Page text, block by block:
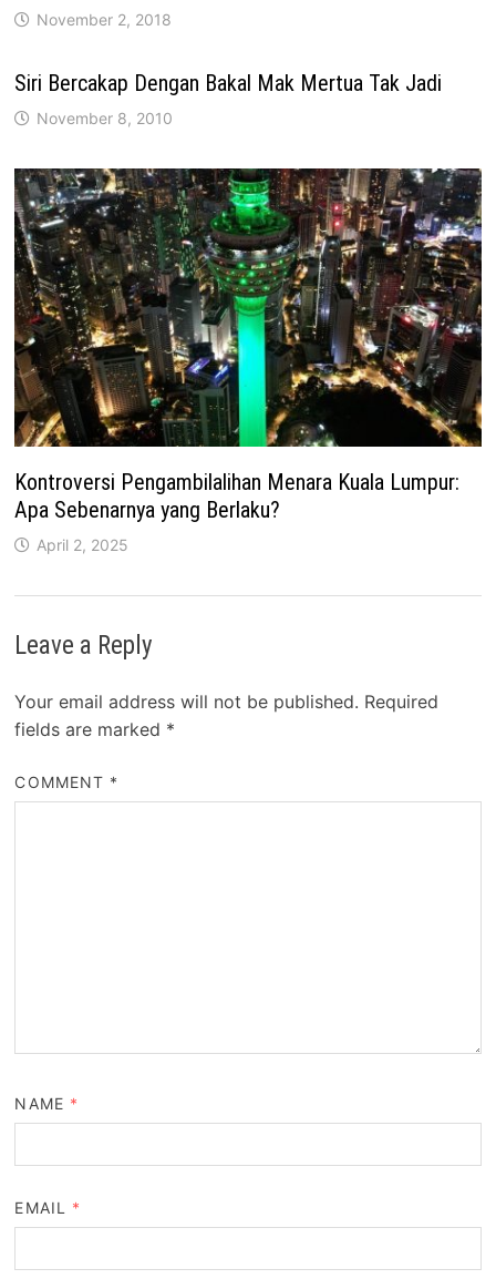
November 2, 2018
Siri Bercakap Dengan Bakal Mak Mertua Tak Jadi
November 8, 2010
Kontroversi Pengambilalihan Menara Kuala Lumpur:
Apa Sebenarnya yang Berlaku?
April 2, 2025
Leave a Reply
Your email address will not be published. Required
fields are marked *
COMMENT *
NAME *
EMAIL *